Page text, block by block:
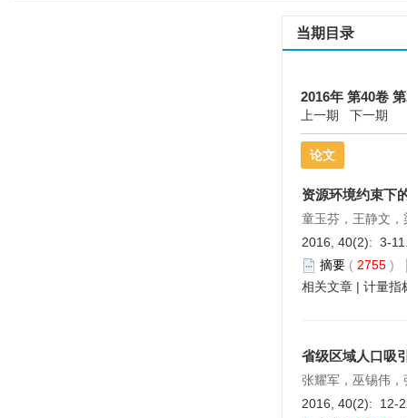
当期目录
2016年 第40卷
上一期 下一期
论文
资源环境约束下
童玉芬，王静文，
2016, 40(2): 3-
摘要 ( 2755 )
相关文章 | 计量指
省级区域人口吸
张耀军，巫锡伟，
2016, 40(2): 12-